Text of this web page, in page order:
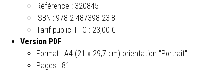
Référence : 320845
ISBN : 978-2-487398-23-8
Tarif public TTC : 23,00 €
Version PDF:
Format : A4 (21 x 29,7 cm) orientation "Portrait"
Pages : 81